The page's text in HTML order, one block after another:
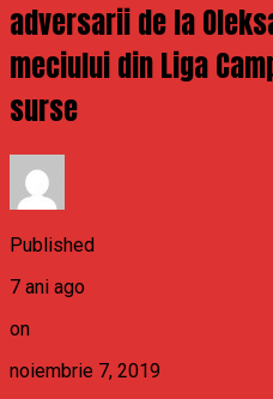
adversarii de la
meciului din Liga
surse
Published
7 ani ago
on
noiembrie 7, 2019